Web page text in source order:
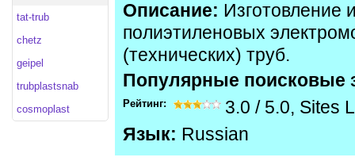
tat-trub
chetz
geipel
trubplastsnab
cosmoplast
Описание: Изготовление
полиэтиленовых
(технических) труб.
Популярные поисковые
Рейтинг: 3.0 / 5.0, Sites
Язык: Russian